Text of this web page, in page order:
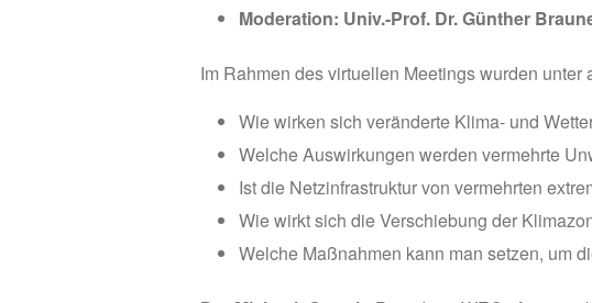
Moderation: Univ.-Prof. Dr. Günther
Im Rahmen des virtuellen Meetings wurden unter
Wie wirken sich veränderte Klima- und
Welche Auswirkungen werden vermehrte
Ist die Netzinfrastruktur von vermehrten
Wie wirkt sich die Verschiebung der
Welche Maßnahmen kann man setzen, um